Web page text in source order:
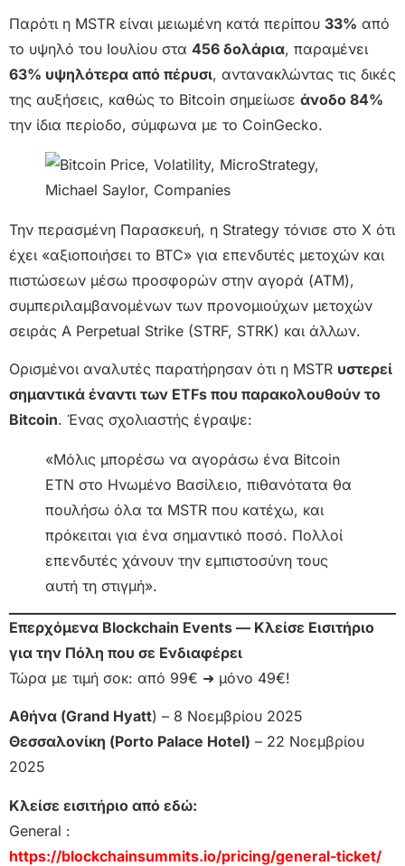
Παρότι η MSTR είναι μειωμένη κατά περίπου 33% από
το υψηλό του Ιουλίου στα 456 δολάρια, παραμένει
63% υψηλότερα από πέρυσι, αντανακλώντας τις δικές
της αυξήσεις, καθώς το Bitcoin σημείωσε άνοδο 84%
την ίδια περίοδο, σύμφωνα με το CoinGecko.
Την περασμένη Παρασκευή, η Strategy τόνισε στο X ότι
έχει «αξιοποιήσει το BTC» για επενδυτές μετοχών και
πιστώσεων μέσω προσφορών στην αγορά (ATM),
συμπεριλαμβανομένων των προνομιούχων μετοχών
σειράς Α Perpetual Strike (STRF, STRK) και άλλων.
Ορισμένοι αναλυτές παρατήρησαν ότι η MSTR υστερεί
σημαντικά έναντι των ETFs που παρακολουθούν το
Bitcoin. Ένας σχολιαστής έγραψε:
«Μόλις μπορέσω να αγοράσω ένα Bitcoin
ETN στο Ηνωμένο Βασίλειο, πιθανότατα θα
πουλήσω όλα τα MSTR που κατέχω, και
πρόκειται για ένα σημαντικό ποσό. Πολλοί
επενδυτές χάνουν την εμπιστοσύνη τους
αυτή τη στιγμή».
Επερχόμενα Blockchain Events — Κλείσε Εισιτήριο
για την Πόλη που σε Ενδιαφέρει
Τώρα με τιμή σοκ: από 99€ ➜ μόνο 49€!
Αθήνα (Grand Hyatt) – 8 Νοεμβρίου 2025
Θεσσαλονίκη (Porto Palace Hotel) – 22 Νοεμβρίου
2025
Κλείσε εισιτήριο από εδώ:
General :
https://blockchainsummits.io/pricing/general-ticket/